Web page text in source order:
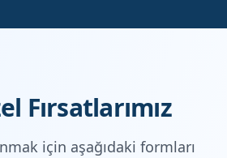
Fırsatlarımız
için aşağıdaki formları